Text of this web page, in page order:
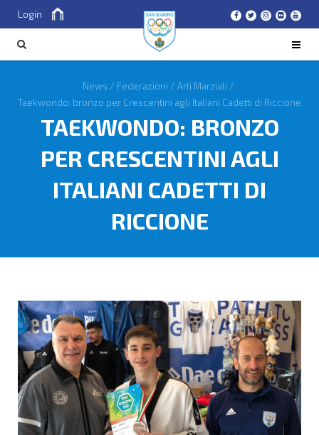
Login
News / Federazioni / Arti Marziali /
Taekwondo: bronzo per Crescentini agli Italiani Cadetti di Riccione
TAEKWONDO: BRONZO
PER CRESCENTINI AGLI
ITALIANI CADETTI DI
RICCIONE